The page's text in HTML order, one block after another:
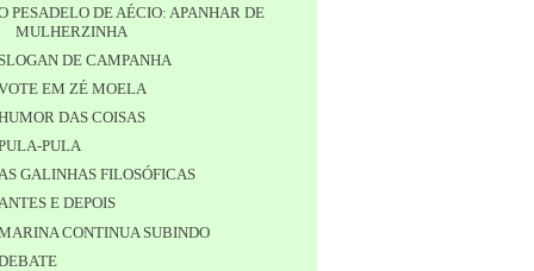
PESADELO DE AÉCIO: APANHAR DE
MULHERZINHA
DE CAMPANHA
EM ZÉ MOELA
DAS COISAS
PULA
GALINHAS FILOSÓFICAS
E DEPOIS
CONTINUA SUBINDO